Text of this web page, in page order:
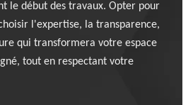
le début des travaux. Opter pour
l'expertise, la transparence,
qui transformera votre espace
tout en respectant votre